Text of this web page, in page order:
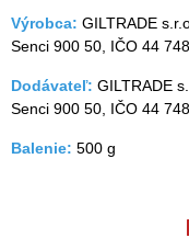
Výrobca: GILTRADE
Senci 900 50, IČO 44
Dodávateľ: GILTRADE
Senci 900 50, IČO 44
Balenie: 500 g